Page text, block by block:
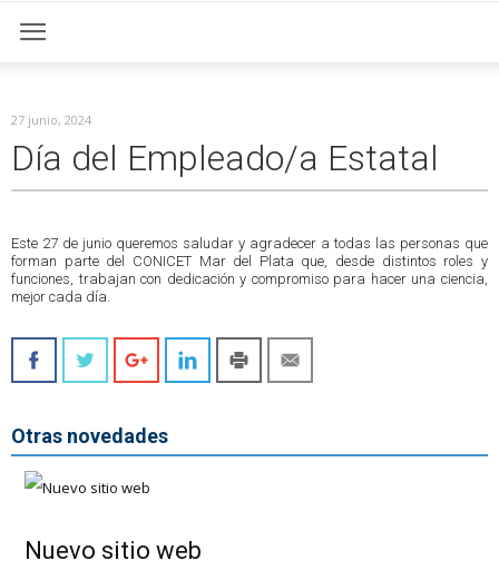
27 junio, 2024
Día del Empleado/a Estatal
Este 27 de junio queremos saludar y agradecer a todas las personas que
forman parte del CONICET Mar del Plata que, desde distintos roles y
funciones, trabajan con dedicación y compromiso para hacer una ciencia,
mejor cada día.
Otras novedades
Nuevo sitio web